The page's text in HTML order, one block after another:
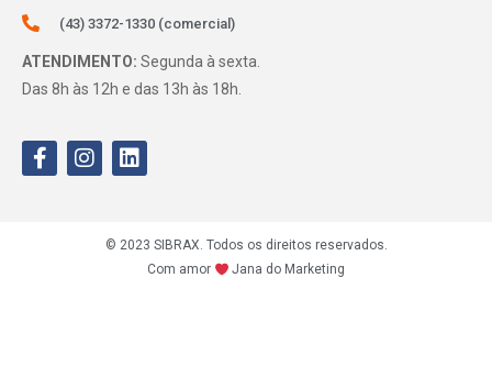
(43) 3372-1330 (comercial)
ATENDIMENTO: Segunda à sexta.
Das 8h às 12h e das 13h às 18h.
© 2023 SIBRAX. Todos os direitos reservados.
Com amor
Jana do Marketing